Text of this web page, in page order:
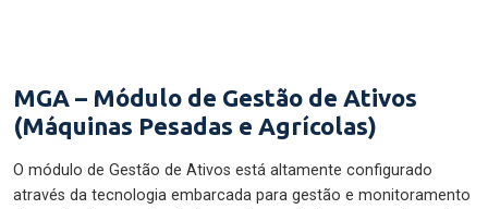
MGA – Módulo de Gestão de Ativos
(Máquinas Pesadas e Agrícolas)
O módulo de Gestão de Ativos está altamente configurado
através da tecnologia embarcada para gestão e monitoramento